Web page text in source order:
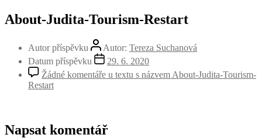
About-Judita-Tourism-Restart
Autor příspěvku Autor: Tereza Suchanová
Datum příspěvku
29. 6. 2020
Žádné komentáře u textu s názvem About-Judita-Tourism-
Restart
Napsat komentář